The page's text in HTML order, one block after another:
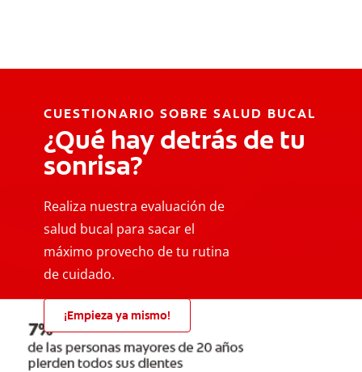
CUESTIONARIO SOBRE SALUD BUCAL
¿Qué hay detrás de tu
sonrisa?
Realiza nuestra evaluación de
salud bucal para sacar el
máximo provecho de tu rutina
de cuidado.
¡Empieza ya mismo!